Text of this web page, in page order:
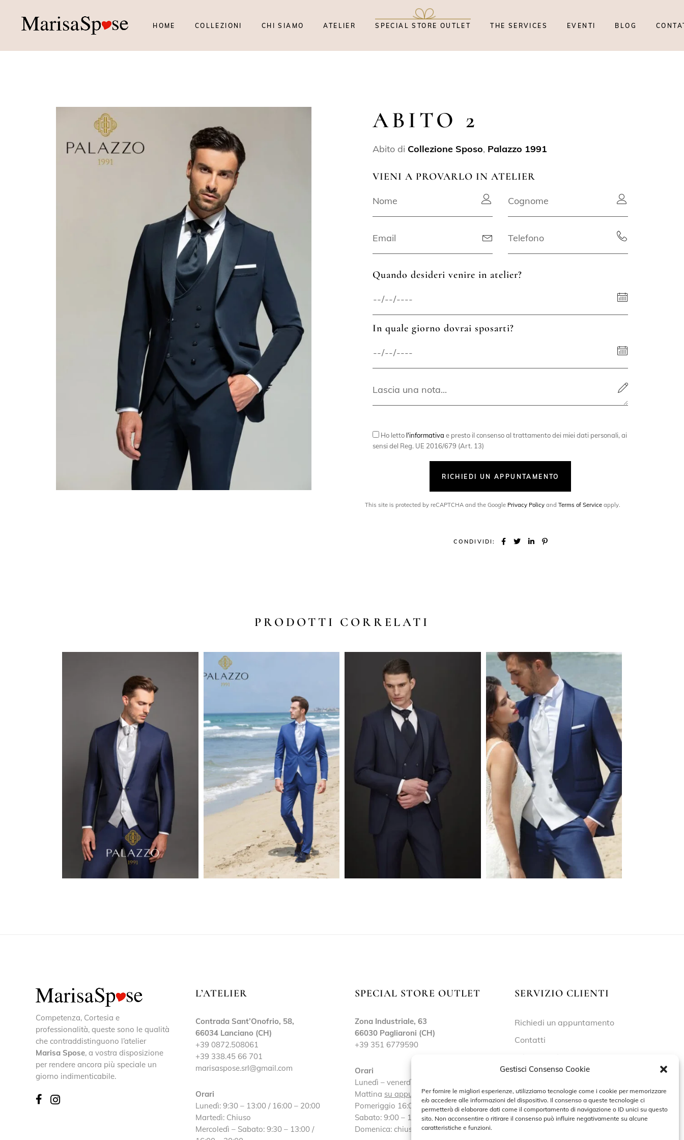
Gestisci Consenso Cookie
Per fornire le migliori esperienze, utilizziamo tecnologie come i cookie per memorizzare
e/o accedere alle informazioni del dispositivo. Il consenso a queste tecnologie ci
permetterà di elaborare dati come il comportamento di navigazione o ID unici su questo
sito. Non acconsentire o ritirare il consenso può influire negativamente su alcune
caratteristiche e funzioni.
HOME COLLEZIONI CHI SIAMO ATELIER SPECIAL STORE OUTLET THE SERVICES EVENTI BLOG
ABITO 2
Abito di Collezione Sposo, Palazzo 1991
VIENI A PROVARLO IN ATELIER
Quando desideri venire in atelier?
In quale giorno dovrai sposarti?
Ho letto l'informativa e presto il consenso al trattamento dei miei dati personali, ai
sensi del Reg. UE 2016/679 (Art. 13)
RICHIEDI UN APPUNTAMENTO
This site is protected by reCAPTCHA and the Google Privacy Policy and Terms of Service apply.
CONDIVIDI:
PRODOTTI CORRELATI
Competenza, Cortesia e
professionalità, queste sono le qualità
che contraddistinguono l’atelier
Marisa Spose, a vostra disposizione
per rendere ancora più speciale un
giorno indimenticabile.
L’ATELIER
Contrada Sant’Onofrio, 58,
66034 Lanciano (CH)
+39 0872.508061
+39 338.45 66 701
marisaspose.srl@gmail.com
Orari
Lunedì: 9:30 – 13:00 / 16:00 – 20:00
Martedì: Chiuso
Mercoledì – Sabato: 9:30 – 13:00 /
SPECIAL STORE OUTLET
Zona Industriale, 63
66030 Pagliaroni (CH)
+39 351 6779590
Orari
Lunedì – venerdì:
Mattina su appuntamento
Pomeriggio 16:00 – 19:30
Sabato: 9:00 – 13:00 / 16:30 – 19:30
Domenica: chiuso
SERVIZIO CLIENTI
Richiedi un appuntamento
Contatti
Cookie Policy